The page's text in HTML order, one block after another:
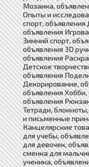
Мозаика,
Опыты и
спорт, объявления
объявления
Зимний спорт,
объявления 3D
объявления
Детское
объявления
Декорирование,
объявления
объявления
Тетради,
и письменные
Канцелярские
для учебы,
для девочек,
сменка для
ученика,